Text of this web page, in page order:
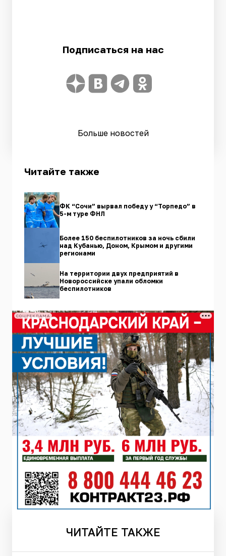
Подписаться на нас
Больше новостей
Читайте также
ФК “Сочи” вырвал победу у “Торпедо” в
5-м туре ФНЛ
Более 150 беспилотников за ночь сбили
над Кубанью, Доном, Крымом и другими
регионами
На территории двух предприятий в
Новороссийске упали обломки
беспилотников
СОЦРЕКЛАМА
ЧИТАЙТЕ ТАКЖЕ